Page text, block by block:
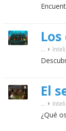
...
...
¿Qué